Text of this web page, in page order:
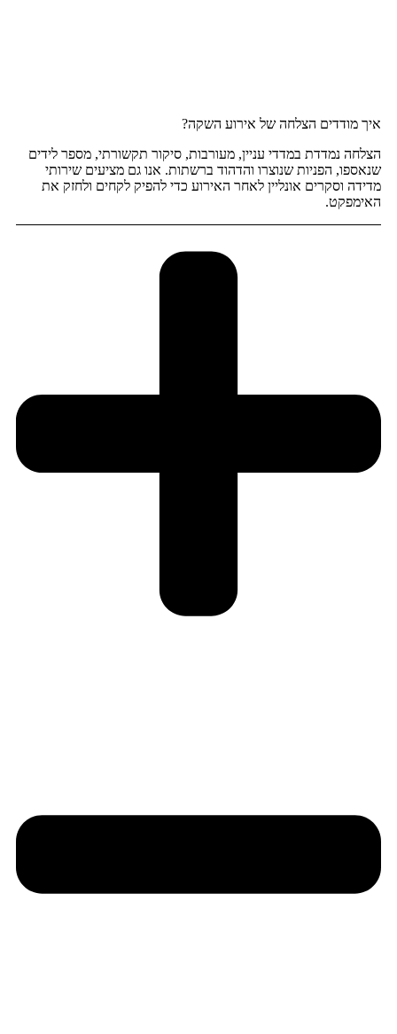
איך מודדים הצלחה של אירוע השקה?
הצלחה נמדדת במדדי עניין, מעורבות, סיקור תקשורתי, מספר לידים
שנאספו, הפניות שנוצרו והדהוד ברשתות. אנו גם מציעים שירותי
מדידה וסקרים אונליין לאחר האירוע כדי להפיק לקחים ולחזק את
האימפקט.